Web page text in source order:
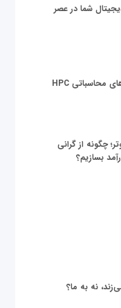
شما در عصر
چگونه از گرانی
بسازیم؟
نه به ما؟